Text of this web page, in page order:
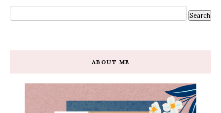
ABOUT ME